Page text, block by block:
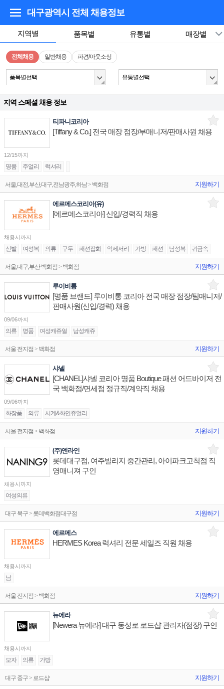
대구광역시 전체 채용정보
지역별 품목별 유통별 매장별
전체채용 일반채용 파견/아웃소싱
품목별선택 유통별선택
지역 스페셜 채용 정보
티파니코리아
[Tiffany & Co.] 전국 매장 점장/부매니저/판매사원 채용
12/15까지
명품 주얼리 럭셔리
서울,대전,부산,대구,전남광주,하남 > 백화점 지원하기
에르메스코리아(유)
[에르메스코리아] 신입/경력직 채용
채용시까지
신발 여성복 의류 구두 패션잡화 악세서리 가방 패션 남성복 귀금속
서울,대구,부산 백화점 > 백화점 지원하기
루이비통
[명품 브랜드] 루이비통 코리아 전국 매장 점장/팀매니저/
판매사원(신입/경력) 채용
09/06까지
의류 명품 여성캐쥬얼 남성캐쥬
서울 전지점 > 백화점 지원하기
샤넬
[CHANEL]샤넬 코리아 명품 Boutique 패션 어드바이저 전
국 백화점/면세점 정규직/계약직 채용
09/06까지
화장품 의류 시계&화인쥬얼리
서울 전지점 > 백화점 지원하기
(주)엔라인
롯데대구점, 여주빌리지 중간관리, 아이파크고척점 직
영매니져 구인
채용시까지
여성의류
대구 북구 > 롯데백화점대구점 지원하기
에르메스
HERMES Korea 럭셔리 전문 세일즈 직원 채용
채용시까지
남
서울 전지점 > 백화점 지원하기
뉴에라
[Newera 뉴에라] 대구 동성로 로드샵 관리자(점장) 구인
채용시까지
모자 의류 가방
대구 중구 > 로드샵 지원하기